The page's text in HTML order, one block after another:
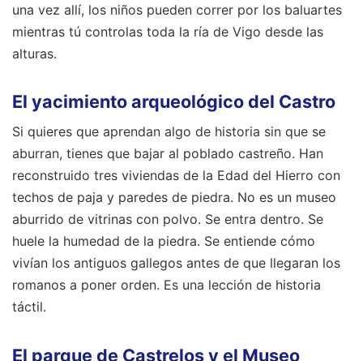
una vez allí, los niños pueden correr por los baluartes
mientras tú controlas toda la ría de Vigo desde las
alturas.
El yacimiento arqueológico del Castro
Si quieres que aprendan algo de historia sin que se
aburran, tienes que bajar al poblado castreño. Han
reconstruido tres viviendas de la Edad del Hierro con
techos de paja y paredes de piedra. No es un museo
aburrido de vitrinas con polvo. Se entra dentro. Se
huele la humedad de la piedra. Se entiende cómo
vivían los antiguos gallegos antes de que llegaran los
romanos a poner orden. Es una lección de historia
táctil.
El parque de Castrelos y el Museo